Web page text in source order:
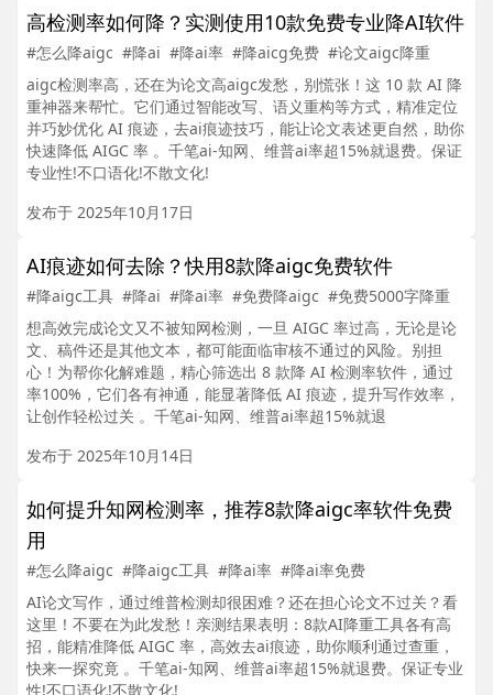
高检测率如何降？实测使用10款免费专业降AI软件
#怎么降aigc #降ai #降ai率 #降aicg免费 #论文aigc降重
aigc检测率高，还在为论文高aigc发愁，别慌张！这 10 款 AI 降
重神器来帮忙。它们通过智能改写、语义重构等方式，精准定位
并巧妙优化 AI 痕迹，去ai痕迹技巧，能让论文表述更自然，助你
快速降低 AIGC 率 。千笔ai-知网、维普ai率超15%就退费。保证
专业性!不口语化!不散文化!
发布于 2025年10月17日
AI痕迹如何去除？快用8款降aigc免费软件
#降aigc工具 #降ai #降ai率 #免费降aigc #免费5000字降重
想高效完成论文又不被知网检测，一旦 AIGC 率过高，无论是论
文、稿件还是其他文本，都可能面临审核不通过的风险。别担
心！为帮你化解难题，精心筛选出 8 款降 AI 检测率软件，通过
率100%，它们各有神通，能显著降低 AI 痕迹，提升写作效率，
让创作轻松过关 。千笔ai-知网、维普ai率超15%就退
发布于 2025年10月14日
如何提升知网检测率，推荐8款降aigc率软件免费
用
#怎么降aigc #降aigc工具 #降ai率 #降ai率免费
AI论文写作，通过维普检测却很困难？还在担心论文不过关？看
这里！不要在为此发愁！亲测结果表明：8款AI降重工具各有高
招，能精准降低 AIGC 率，高效去ai痕迹，助你顺利通过查重，
快来一探究竟 。千笔ai-知网、维普ai率超15%就退费。保证专业
性!不口语化!不散文化!